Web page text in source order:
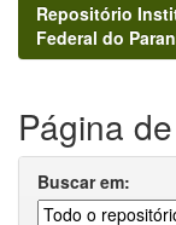
Repositório
Federal do
Página
Buscar em: